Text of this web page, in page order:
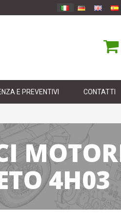
E PREVENTIVI CONTATTI
4H03